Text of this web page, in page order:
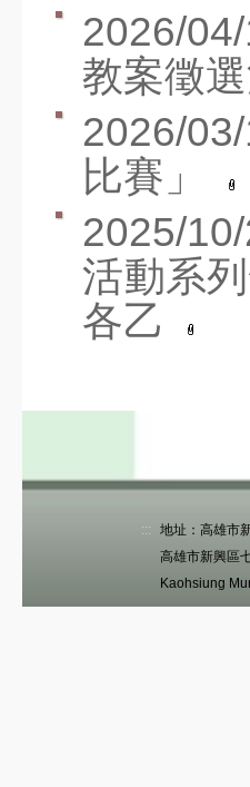
場地預約
Canva
Seesaw
教育百寶箱
人事服務網
高市教師職業工會
2026/
教案徵
2026/
比賽」
2025/
活動系
各乙
:::
地址：高雄市
高雄市新興區
Kaohsiung